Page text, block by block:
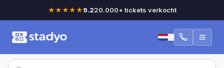
★★★★★9.220.000+ tickets verkocht